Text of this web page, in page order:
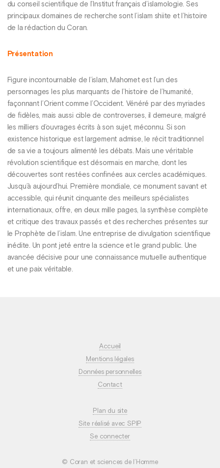
du conseil scientifique de l’Institut français d’islamologie. Ses
principaux domaines de recherche sont l’islam shiite et l’histoire
de la rédaction du Coran.
Présentation
Figure incontournable de l’islam, Mahomet est l’un des
personnages les plus marquants de l’histoire de l’humanité,
façonnant l’Orient comme l’Occident. Vénéré par des myriades
de fidèles, mais aussi cible de controverses, il demeure, malgré
les milliers d’ouvrages écrits à son sujet, méconnu. Si son
existence historique est largement admise, le récit traditionnel
de sa vie a toujours alimenté les débats. Mais une véritable
révolution scientifique est désormais en marche, dont les
découvertes sont restées confinées aux cercles académiques.
Jusqu’à aujourd’hui. Première mondiale, ce monument savant et
accessible, qui réunit cinquante des meilleurs spécialistes
internationaux, offre, en deux mille pages, la synthèse complète
et critique des travaux passés et des recherches présentes sur
le Prophète de l’islam. Une entreprise de divulgation scientifique
inédite. Un pont jeté entre la science et le grand public. Une
avancée décisive pour une connaissance mutuelle authentique
et une paix véritable.
Accueil
Mentions légales
Données personnelles
Contact
Plan du site
Site réalisé avec SPIP
Se connecter
© Coran et sciences de l’Homme